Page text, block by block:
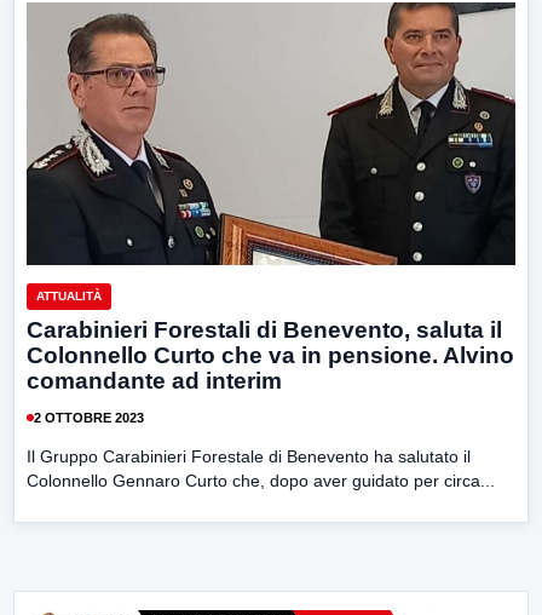
ATTUALITÀ
Carabinieri Forestali di Benevento, saluta il
Colonnello Curto che va in pensione. Alvino
comandante ad interim
2 OTTOBRE 2023
Il Gruppo Carabinieri Forestale di Benevento ha salutato il
Colonnello Gennaro Curto che, dopo aver guidato per circa...